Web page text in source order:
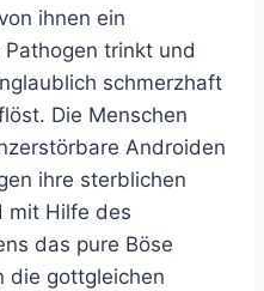
ihnen ein
trinkt und
schmerzhaft
Die Menschen
Androiden
ihre sterblichen
mit Hilfe des
das pure Böse
die gottgleichen